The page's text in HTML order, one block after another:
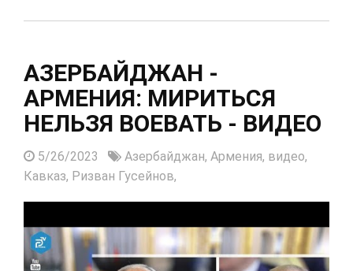
АЗЕРБАЙДЖАН -
АРМЕНИЯ: МИРИТЬСЯ
НЕЛЬЗЯ ВОЕВАТЬ - ВИДЕО
5/26/2023 Азербайджан, Армения, видео,
Кавказ, Ризван Гусейнов,